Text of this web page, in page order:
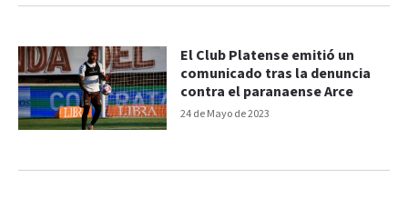
24 de Mayo de 2023
El Club Platense emitió un
comunicado tras la denuncia
contra el paranaense Arce